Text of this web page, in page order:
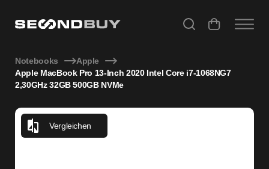
Notebooks
Apple
Apple MacBook Pro 13-Inch 2020 Intel Core i7-1068NG7
2,30GHz 32GB 500GB NVMe
Vergleichen